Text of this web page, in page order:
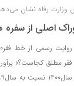
وزارت رفاه نشان
اصلی از سفره
مطلق کجاست؟»